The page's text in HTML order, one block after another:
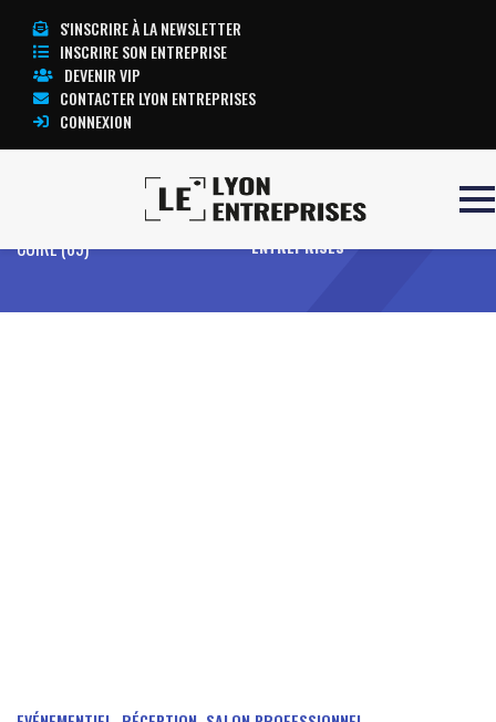
S'INSCRIRE À LA NEWSLETTER
INSCRIRE SON ENTREPRISE
DEVENIR VIP
CONTACTER LYON ENTREPRISES
CONNEXION
O’Capot – CALUIRE ET
CUIRE (69)
TOUTE L’ACTUALITÉ LYON
ENTREPRISES